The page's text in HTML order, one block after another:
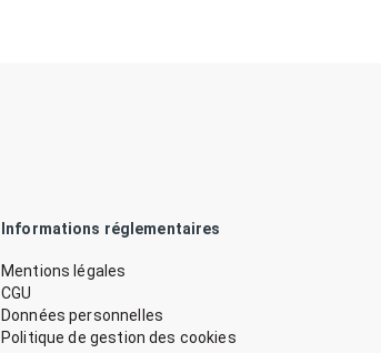
Informations réglementaires
Mentions légales
CGU
Données personnelles
Politique de gestion des cookies